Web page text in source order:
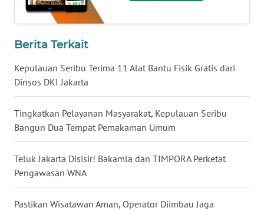
Berita Terkait
Kepulauan Seribu Terima 11 Alat Bantu Fisik Gratis dari
Dinsos DKI Jakarta
Tingkatkan Pelayanan Masyarakat, Kepulauan Seribu
Bangun Dua Tempat Pemakaman Umum
Teluk Jakarta Disisir! Bakamla dan TIMPORA Perketat
Pengawasan WNA
Pastikan Wisatawan Aman, Operator Diimbau Jaga
KALSEL
WN
WN
WN
GORONTALO
WN
SULUT